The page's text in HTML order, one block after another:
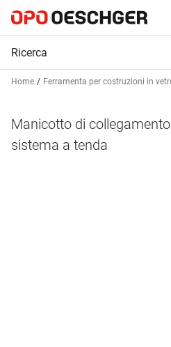
Home Ferramenta per costruzioni in
Manicotto di
sistema a tenda